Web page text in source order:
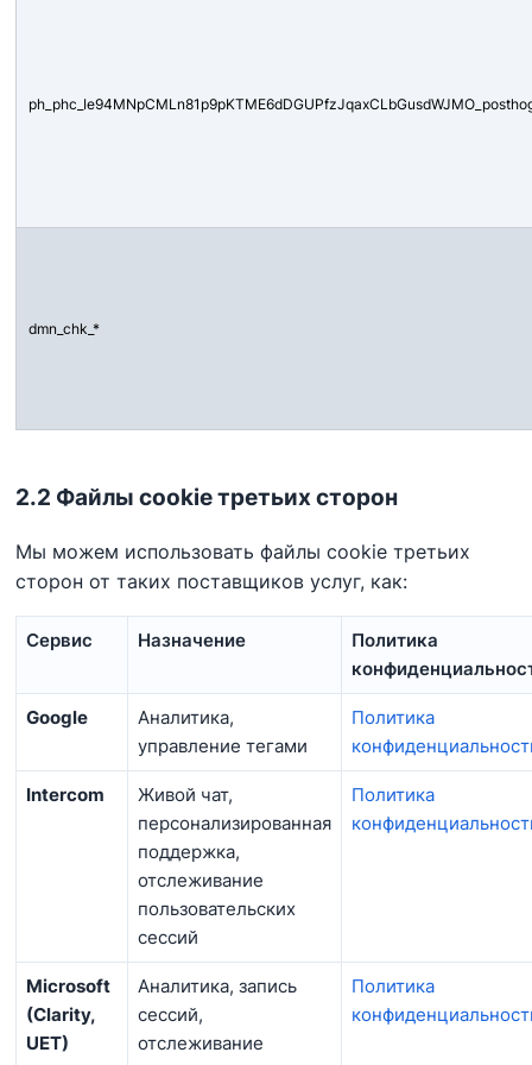
dmn_chk_*
2.2 Файлы cookie третьих сторон
Мы можем использовать файлы cookie третьих
сторон от таких поставщиков услуг, как:
Сервис Назначение
Политика
Google
Аналитика,
управление тегами
Политика
Intercom
Живой чат,
персонализированная
поддержка,
отслеживание
пользовательских
сессий
Политика
Microsoft
(Clarity,
UET)
Аналитика, запись
сессий,
отслеживание
Политика